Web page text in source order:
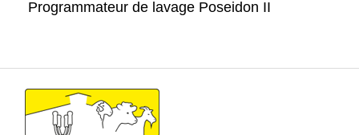
Programmateur de lavage Poseidon II